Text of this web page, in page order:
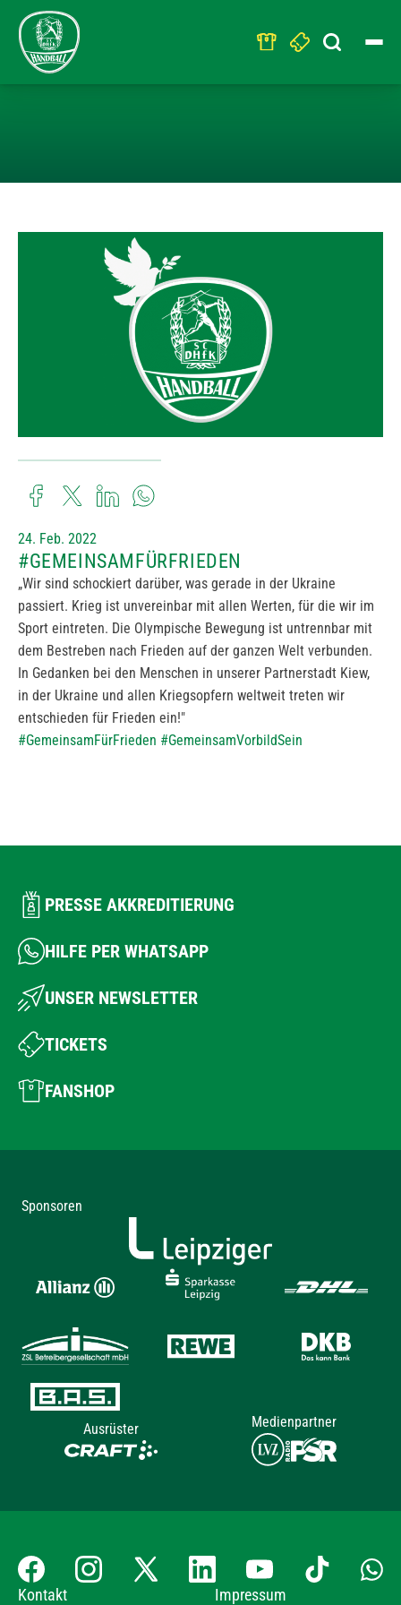
Search
for:
24. Feb. 2022
#GEMEINSAMFÜRFRIEDEN
„Wir sind schockiert darüber, was gerade in der Ukraine
passiert. Krieg ist unvereinbar mit allen Werten, für die wir im
Sport eintreten. Die Olympische Bewegung ist untrennbar mit
dem Bestreben nach Frieden auf der ganzen Welt verbunden.
In Gedanken bei den Menschen in unserer Partnerstadt Kiew,
in der Ukraine und allen Kriegsopfern weltweit treten wir
entschieden für Frieden ein!"
#GemeinsamFürFrieden #GemeinsamVorbildSein
PRESSE AKKREDITIERUNG
HILFE PER WHATSAPP
UNSER NEWSLETTER
TICKETS
FANSHOP
Sponsoren
Ausrüster Medienpartner
Kontakt Impressum